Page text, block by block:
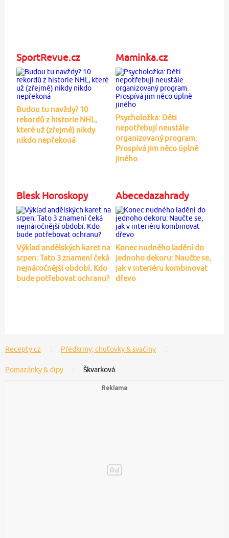
SportRevue.cz
Budou tu navždy? 10
rekordů z historie NHL,
které už (zřejmě) nikdy
nikdo nepřekoná
Maminka.cz
Psycholožka: Děti
nepotřebují neustále
organizovaný program.
Prospívá jim něco úplně
jiného
Blesk Horoskopy
Výklad andělských karet na
srpen: Tato 3 znamení čeká
nejnáročnější období. Kdo
bude potřebovat ochranu?
Abecedazahrady
Konec nudného ladění do
jednoho dekoru: Naučte se,
jak v interiéru kombinovat
dřevo
Recepty.cz Předkrmy, chuťovky & svačiny
Pomazánky & dipy Škvarková